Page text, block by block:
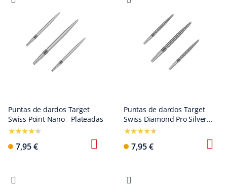
Puntas de dardos Target
Swiss Point Nano - Plateadas
7,95 €
Puntas de dardos Target
Swiss Diamond Pro Silver
Points
7,95 €